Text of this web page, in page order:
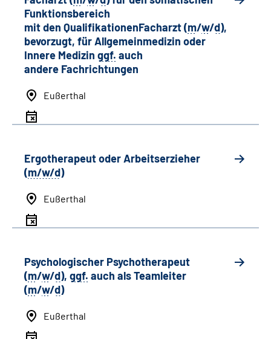
Funktionsbereich
mit den QualifikationenFacharzt (m/w/d),
bevorzugt, für Allgemeinmedizin oder
Innere Medizin ggf. auch
andere Fachrichtungen
Eußerthal
Ergotherapeut oder Arbeitserzieher
(m/w/d)
Eußerthal
Psychologischer Psychotherapeut
(m/w/d), ggf. auch alsTeamleiter
(m/w/d)
Eußerthal